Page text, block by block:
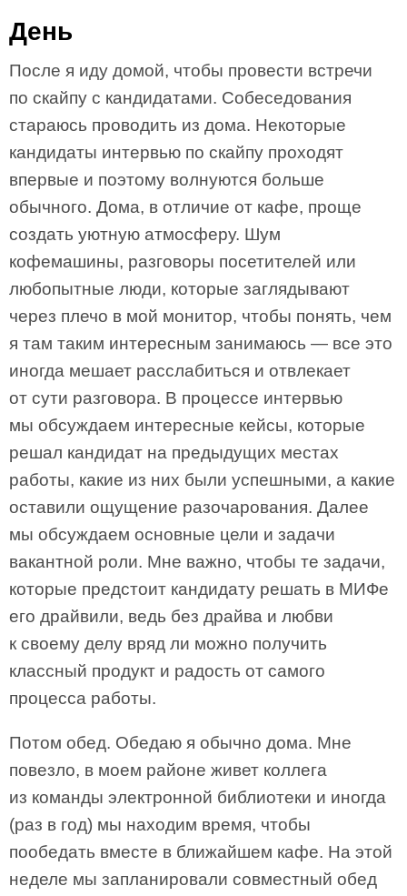
День
После я иду домой, чтобы провести встречи
по скайпу с кандидатами. Собеседования
стараюсь проводить из дома. Некоторые
кандидаты интервью по скайпу проходят
впервые и поэтому волнуются больше
обычного. Дома, в отличие от кафе, проще
создать уютную атмосферу. Шум
кофемашины, разговоры посетителей или
любопытные люди, которые заглядывают
через плечо в мой монитор, чтобы понять, чем
я там таким интересным занимаюсь — все это
иногда мешает расслабиться и отвлекает
от сути разговора. В процессе интервью
мы обсуждаем интересные кейсы, которые
решал кандидат на предыдущих местах
работы, какие из них были успешными, а какие
оставили ощущение разочарования. Далее
мы обсуждаем основные цели и задачи
вакантной роли. Мне важно, чтобы те задачи,
которые предстоит кандидату решать в МИФе
его драйвили, ведь без драйва и любви
к своему делу вряд ли можно получить
классный продукт и радость от самого
процесса работы.
Потом обед. Обедаю я обычно дома. Мне
повезло, в моем районе живет коллега
из команды электронной библиотеки и иногда
(раз в год) мы находим время, чтобы
пообедать вместе в ближайшем кафе. На этой
неделе мы запланировали совместный обед